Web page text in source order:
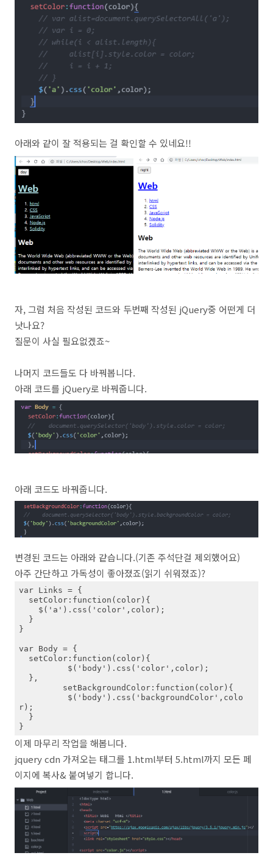
아래와 같이 잘 적용되는 걸 확인할 수 있네요!!
자, 그럼 처음 작성된 코드와 두번째 작성된 jQuery중 어떤게 더
낫나요?
질문이 사실 필요없겠죠~
나머지 코드들도 다 바꿔봅니다.
아래 코드를 jQuery로 바꿔줍니다.
아래 코드도 바꿔줍니다.
변경된 코드는 아래와 같습니다.(기존 주석단걸 제외했어요)
아주 간단하고 가독성이 좋아졌죠(읽기 쉬워졌죠)?
var Links = {
}
var Body = {
r);
}
이제 마무리 작업을 해봅니다.
jquery cdn 가져오는 태그를 1.html부터 5.html까지 모든 페
이지에 복사& 붙여넣기 합니다.